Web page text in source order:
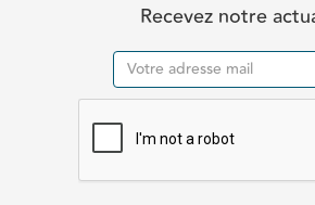
Recevez notre